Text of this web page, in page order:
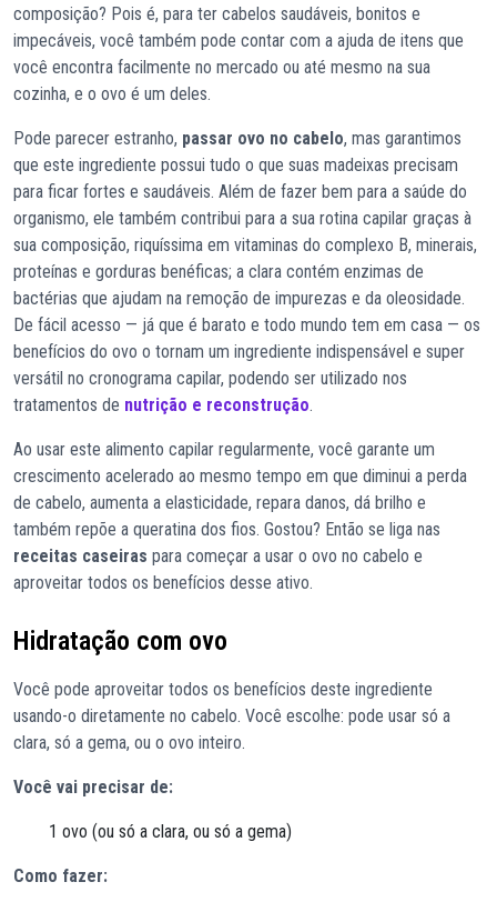
composição? Pois é, para ter cabelos saudáveis, bonitos e
impecáveis, você também pode contar com a ajuda de itens que
você encontra facilmente no mercado ou até mesmo na sua
cozinha, e o ovo é um deles.
Pode parecer estranho, passar ovo no cabelo, mas garantimos
que este ingrediente possui tudo o que suas madeixas precisam
para ficar fortes e saudáveis. Além de fazer bem para a saúde do
organismo, ele também contribui para a sua rotina capilar graças à
sua composição, riquíssima em vitaminas do complexo B, minerais,
proteínas e gorduras benéficas; a clara contém enzimas de
bactérias que ajudam na remoção de impurezas e da oleosidade.
De fácil acesso — já que é barato e todo mundo tem em casa — os
benefícios do ovo o tornam um ingrediente indispensável e super
versátil no cronograma capilar, podendo ser utilizado nos
tratamentos de nutrição e reconstrução.
Ao usar este alimento capilar regularmente, você garante um
crescimento acelerado ao mesmo tempo em que diminui a perda
de cabelo, aumenta a elasticidade, repara danos, dá brilho e
também repõe a queratina dos fios. Gostou? Então se liga nas
receitas caseiras para começar a usar o ovo no cabelo e
aproveitar todos os benefícios desse ativo.
Hidratação com ovo
Você pode aproveitar todos os benefícios deste ingrediente
usando-o diretamente no cabelo. Você escolhe: pode usar só a
clara, só a gema, ou o ovo inteiro.
Você vai precisar de:
1 ovo (ou só a clara, ou só a gema)
Como fazer: